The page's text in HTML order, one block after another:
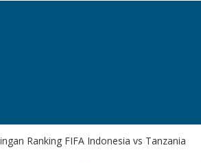
Ranking FIFA Indonesia vs Tanzania